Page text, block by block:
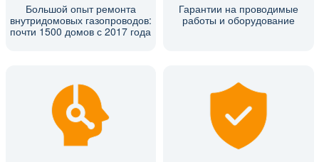
Большой опыт ремонта
внутридомовых газопроводов:
почти 1500 домов с 2017 года
Гарантии на проводимые
работы и оборудование